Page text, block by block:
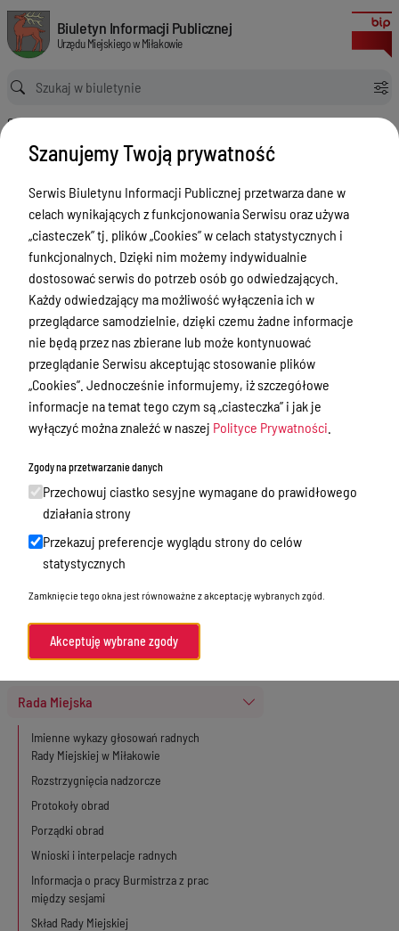
Rada Miejska - Plany pracy Rady Miejskiej
Biuletyn Informacji Publicznej Urzędu Miejskiego w Miłakowie
Biuletyn Informacji Publicznej
Urzędu Miejskiego w Miłakowie
Ścieżka powrotu
Strona główna
Rada Miejska
Rada Miejska - Plany pracy Rady Miejskiej
Rada Miejska - Plany pracy Rady
Miejskiej
Menu Przedmiotowe
Urząd Miejski w Miłakowie
Gmina Miłakowo
Majątek i finanse
Zamówienia publiczne
Urząd Stanu Cywilnego
Ewidencja ludności, dowody osobiste,
Przetargi
Ogłoszenia
Petycje
Nabór
Dyżury Aptek w Powiecie Ostródzkim
Komunikacja publiczna
Rada Miejska
Imienne wykazy głosowań radnych
Rady Miejskiej w Miłakowie
Rozstrzygnięcia nadzorcze
Protokoły obrad
Porządki obrad
Wnioski i interpelacje radnych
Informacja o pracy Burmistrza z prac
między sesjami
Skład Rady Miejskiej
Szanujemy Twoją prywatność
Serwis Biuletynu Informacji Publicznej przetwarza dane w
celach wynikających z funkcjonowania Serwisu oraz używa
„ciasteczek” tj. plików „Cookies” w celach statystycznych i
funkcjonalnych. Dzięki nim możemy indywidualnie
dostosować serwis do potrzeb osób go odwiedzających.
Każdy odwiedzający ma możliwość wyłączenia ich w
przeglądarce samodzielnie, dzięki czemu żadne informacje
nie będą przez nas zbierane lub może kontynuować
przeglądanie Serwisu akceptując stosowanie plików
„Cookies”. Jednocześnie informujemy, iż szczegółowe
informacje na temat tego czym są „ciasteczka” i jak je
wyłączyć można znaleźć w naszej Polityce Prywatności
Zgody na przetwarzanie danych
Przechowuj ciastko sesyjne wymagane do prawidłowego
działania strony
Przekazuj preferencje wyglądu strony do celów
statystycznych
Zamknięcie tego okna jest równoważne z akceptację wybranych zgód.
Akceptuję wybrane zgody